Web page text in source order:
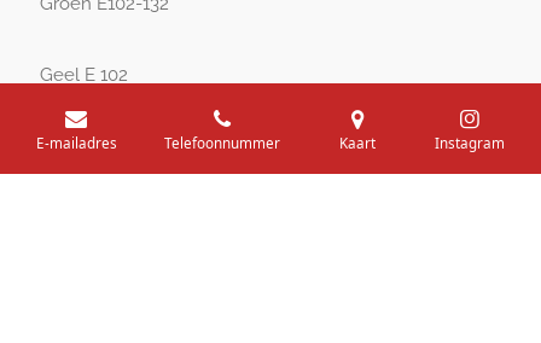
Geel E 102
Blauw E 132
E-mailadres Telefoonnummer Kaart Instagram